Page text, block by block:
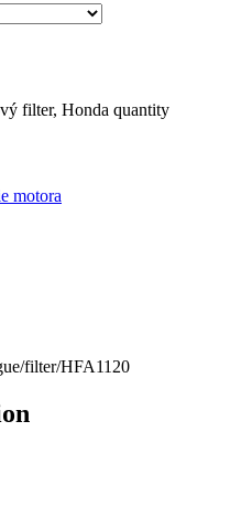
filter, Honda quantity
motora
filter/HFA1120